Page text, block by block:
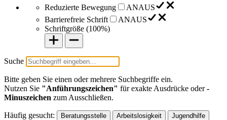
Reduzierte Bewegung
ANAUS
Barrierefreie Schrift
ANAUS
Schriftgröße (100%)
Suche
Bitte geben Sie einen oder mehrere Suchbegriffe ein.
Nutzen Sie "Anführungszeichen" für exakte Ausdrücke oder-
Minuszeichen zum Ausschließen.
Häufig gesucht: Beratungsstelle Arbeitslosigkeit
Jugendhilfe